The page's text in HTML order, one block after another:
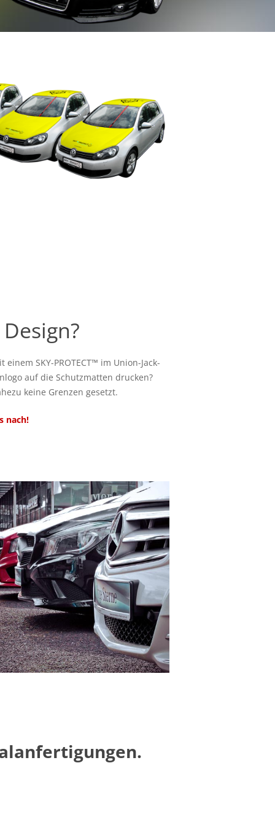
SKY-PROTECT™ im Union-Jack-
auf die Schutzmatten drucken?
keine Grenzen gesetzt.
nach!